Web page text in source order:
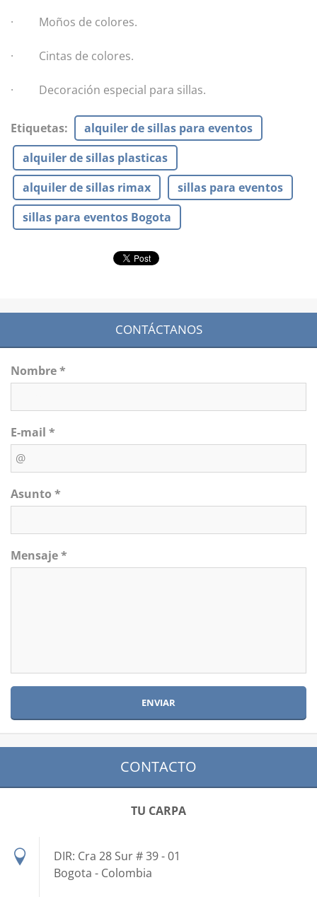
· Moños de colores.
· Cintas de colores.
· Decoración especial para sillas.
Etiquetas:
alquiler de sillas para eventos
alquiler de sillas plasticas
alquiler de sillas rimax
sillas para eventos
sillas para eventos Bogota
CONTÁCTANOS
Nombre *
E-mail *
Asunto *
Mensaje *
CONTACTO
TU CARPA
DIR: Cra 28 Sur # 39 - 01
Bogota - Colombia